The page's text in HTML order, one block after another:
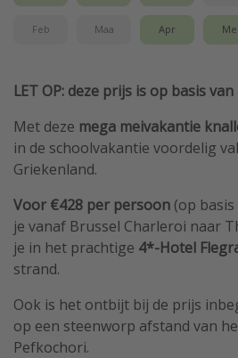
Beste keukens ter wereld
Center Parcs
Strandvakantie in Italië
Strandvakantie in Nederland
All inclusive vakantie in
Feb Maa Apr Mei
LET OP: deze prijs is op basis
Met deze mega meivakantie
in de schoolvakantie voordelig
Griekenland.
Voor €428 per persoon (op
je vanaf Brussel Charleroi naar
je in het prachtige 4*-Hotel
strand.
Ook is het ontbijt bij de prijs
op een steenworp afstand van
Pefkochori.